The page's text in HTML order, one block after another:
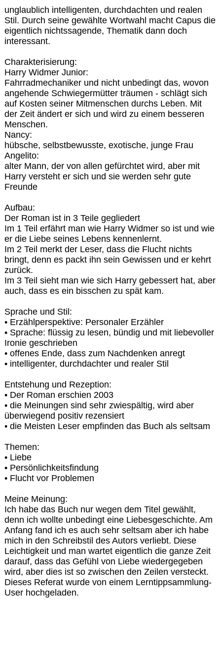
unglaublich intelligenten, durchdachten und realen
Stil. Durch seine gewählte Wortwahl macht Capus die
eigentlich nichtssagende, Thematik dann doch
interessant.
Charakterisierung:
Harry Widmer Junior:
Fahrradmechaniker und nicht unbedingt das, wovon
angehende Schwiegermütter träumen - schlägt sich
auf Kosten seiner Mitmenschen durchs Leben. Mit
der Zeit ändert er sich und wird zu einem besseren
Menschen.
Nancy:
hübsche, selbstbewusste, exotische, junge Frau
Angelito:
alter Mann, der von allen gefürchtet wird, aber mit
Harry versteht er sich und sie werden sehr gute
Freunde
Aufbau:
Der Roman ist in 3 Teile gegliedert
Im 1 Teil erfährt man wie Harry Widmer so ist und wie
er die Liebe seines Lebens kennenlernt.
Im 2 Teil merkt der Leser, dass die Flucht nichts
bringt, denn es packt ihn sein Gewissen und er kehrt
zurück.
Im 3 Teil sieht man wie sich Harry gebessert hat, aber
auch, dass es ein bisschen zu spät kam.
Sprache und Stil:
• Erzählperspektive: Personaler Erzähler
• Sprache: flüssig zu lesen, bündig und mit liebevoller
Ironie geschrieben
• offenes Ende, dass zum Nachdenken anregt
• intelligenter, durchdachter und realer Stil
Entstehung und Rezeption:
• Der Roman erschien 2003
• die Meinungen sind sehr zwiespältig, wird aber
überwiegend positiv rezensiert
• die Meisten Leser empfinden das Buch als seltsam
Themen:
• Liebe
• Persönlichkeitsfindung
• Flucht vor Problemen
Meine Meinung:
Ich habe das Buch nur wegen dem Titel gewählt,
denn ich wollte unbedingt eine Liebesgeschichte. Am
Anfang fand ich es auch sehr seltsam aber ich habe
mich in den Schreibstil des Autors verliebt. Diese
Leichtigkeit und man wartet eigentlich die ganze Zeit
darauf, dass das Gefühl von Liebe wiedergegeben
wird, aber dies ist so zwischen den Zeilen versteckt.
Dieses Referat wurde von einem Lerntippsammlung-
User hochgeladen.